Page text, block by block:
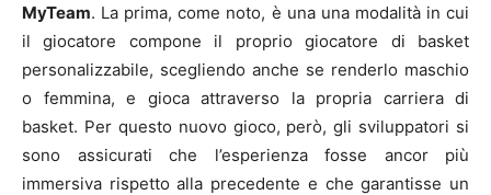
MyTeam. La prima, come noto, è una una modalità in cui
il giocatore compone il proprio giocatore di basket
personalizzabile, scegliendo anche se renderlo maschio
o femmina, e gioca attraverso la propria carriera di
basket. Per questo nuovo gioco, però, gli sviluppatori si
sono assicurati che l’esperienza fosse ancor più
immersiva rispetto alla precedente e che garantisse un